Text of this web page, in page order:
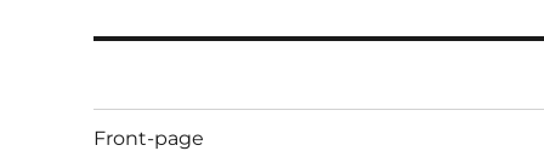
Front-page